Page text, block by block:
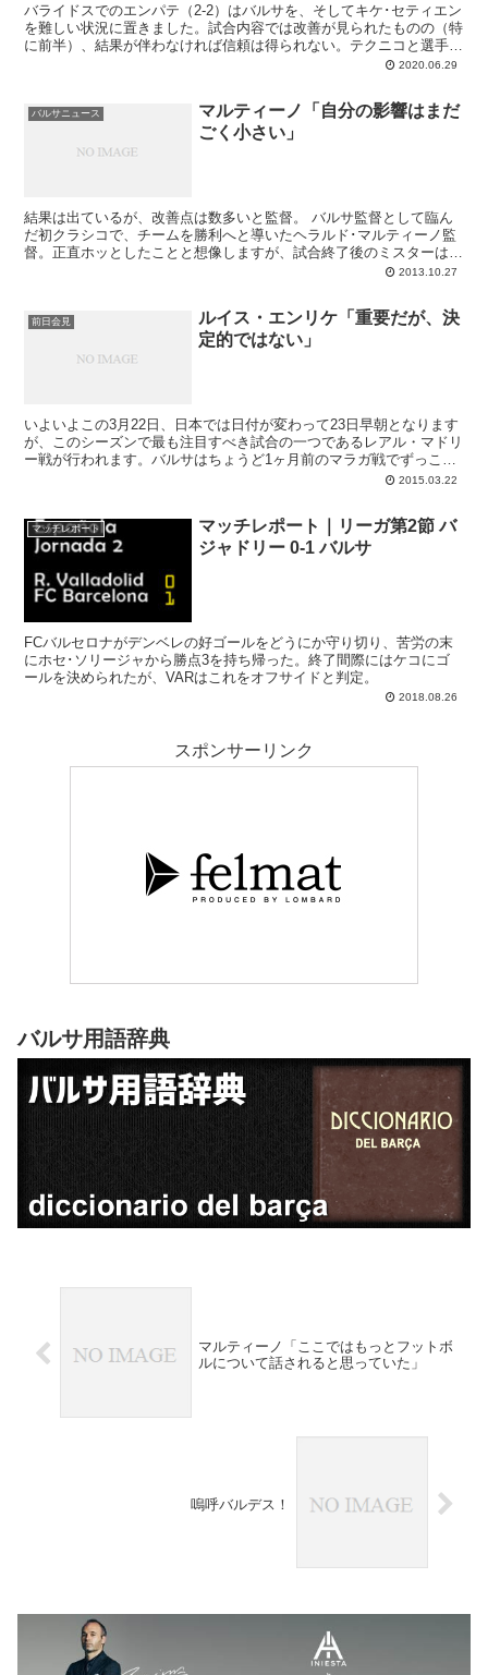
バライドスでのエンパテ（2-2）はバルサを、そしてキケ･セティエン
を難しい状況に置きました。試合内容では改善が見られたものの（特
に前半）、結果が伴わなければ信頼は得られない。テクニコと選手た
ちの関係がぎくしゃくしているとのウワサ話が聞こえてくる、危ない
2020.06.29
バルサニュース
マルティーノ「自分の影響はまだ
ごく小さい」
結果は出ているが、改善点は数多いと監督。 バルサ監督として臨ん
だ初クラシコで、チームを勝利へと導いたヘラルド･マルティーノ監
督。正直ホッとしたことと想像しますが、試合終了後のミスターは満
2013.10.27
前日会見
ルイス・エンリケ「重要だが、決
定的ではない」
いよいよこの3月22日、日本では日付が変わって23日早朝となります
が、このシーズンで最も注目すべき試合の一つであるレアル・マドリ
ー戦が行われます。バルサはちょうど1ヶ月前のマラガ戦でずっこけ
たりはしたものの、2015年はここまで19戦17勝2敗。バルサ以上にず
ピオンズでも8強へと勝ち上がり、勢いではルーチョチームの方が優
勢。大エースのメッシを始めとしてチーム全体が好調、士気高く、さ
る気のしないクラシコとなっています。
2015.03.22
マッチレポート
マッチレポート｜リーガ第2節 バ
ジャドリー 0-1 バルサ
FCバルセロナがデンベレの好ゴールをどうにか守り切り、苦労の末
にホセ･ソリージャから勝点3を持ち帰った。終了間際にはケコにゴ
ールを決められたが、VARはこれをオフサイドと判定。
2018.08.26
スポンサーリンク
バルサ用語辞典
マルティーノ「ここではもっとフットボ
ルについて話されると思っていた」
嗚呼バルデス！